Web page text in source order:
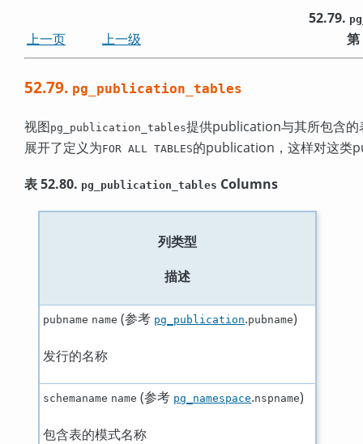
52.79.
上一页 上一级 第
52.79. pg_publication_tables
视图pg_publication_tables提供publication与其所包含的
展开了定义为FOR ALL TABLES的publication，这样对这类
表 52.80. pg_publication_tables Columns
列类型
描述
pubname name (参考 pg_publication.pubname)
发行的名称
schemaname name (参考 pg_namespace.nspname)
包含表的模式名称